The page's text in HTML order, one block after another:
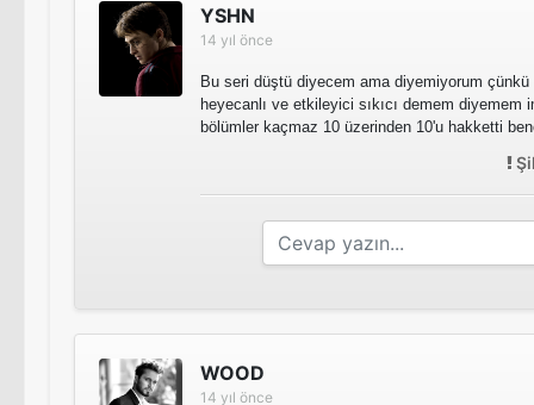
YSHN
14 yıl önce
Bu seri düştü diyecem ama diyemiyorum çünkü
heyecanlı ve etkileyici sıkıcı demem diyemem
bölümler kaçmaz 10 üzerinden 10'u hakketti
WOOD
14 yıl önce